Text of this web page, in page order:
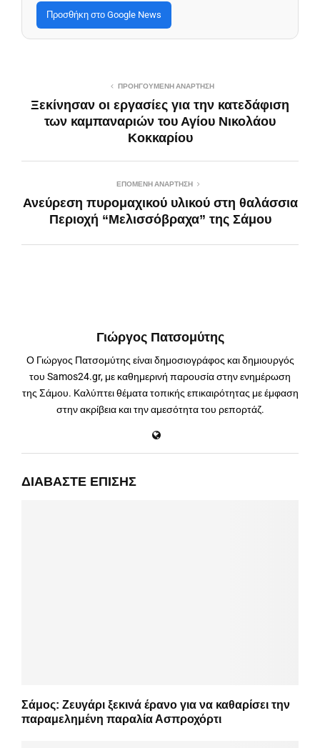
Προσθήκη στο Google News
ΠΡΟΗΓΟΎΜΕΝΗ ΑΝΆΡΤΗΣΗ
Ξεκίνησαν οι εργασίες για την κατεδάφιση
των καμπαναριών του Αγίου Νικολάου
Κοκκαρίου
ΕΠΌΜΕΝΗ ΑΝΆΡΤΗΣΗ
Ανεύρεση πυρομαχικού υλικού στη θαλάσσια
Περιοχή “Μελισσόβραχα” της Σάμου
Γιώργος Πατσομύτης
Ο Γιώργος Πατσομύτης είναι δημοσιογράφος και δημιουργός
του Samos24.gr, με καθημερινή παρουσία στην ενημέρωση
της Σάμου. Καλύπτει θέματα τοπικής επικαιρότητας με έμφαση
στην ακρίβεια και την αμεσότητα του ρεπορτάζ.
ΔΙΑΒΆΣΤΕ ΕΠΊΣΗΣ
Σάμος: Ζευγάρι ξεκινά έρανο για να καθαρίσει την
παραμελημένη παραλία Ασπροχόρτι